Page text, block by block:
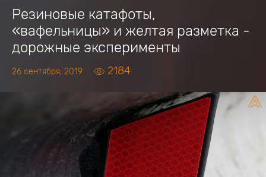
Резиновые катафоты,
«вафельницы» и желтая разметка -
дорожные эксперименты
26 сентября, 2019 2184